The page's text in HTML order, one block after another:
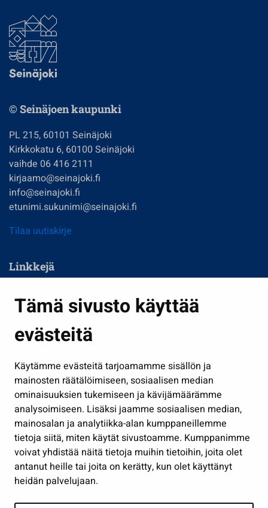
Tämä sivusto käyttää
evästeitä
Käytämme evästeitä tarjoamamme sisällön ja
mainosten räätälöimiseen, sosiaalisen median
ominaisuuksien tukemiseen ja kävijämäärämme
analysoimiseen. Lisäksi jaamme sosiaalisen median,
mainosalan ja analytiikka-alan kumppaneillemme
tietoja siitä, miten käytät sivustoamme. Kumppanimme
voivat yhdistää näitä tietoja muihin tietoihin, joita olet
antanut heille tai joita on kerätty, kun olet käyttänyt
heidän palvelujaan.
© Seinäjoen kaupunki
PL 215, 60101 Seinäjoki
Kirkkokatu 6, 60100 Seinäjoki
vaihde 06 416 2111
kirjaamo@seinajoki.fi
info@seinajoki.fi
etunimi.sukunimi@seinajoki.fi
Tilaa uutiskirje
Linkkejä
Kasvatus ja opetus
Kulttuuri ja liikunta
Työ ja yrittäminen
Osallistu ja asioi
Näytä omat evästeasetukseni
Seuraa meitä